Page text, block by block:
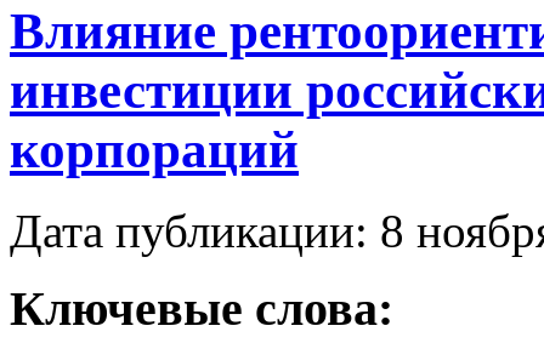
Влияние
инвестиции
корпораций
Дата публикации: 8
Ключевые слова: